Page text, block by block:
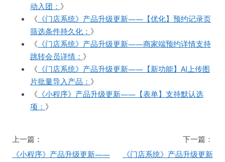
动入团： 》
《 《门店系统》产品升级更新——【优化】预约记录页
筛选条件持久化： 》
《 《门店系统》产品升级更新——商家端预约详情支持
跳转会员详情： 》
《 《门店系统》产品升级更新——【新功能】AI上传图
片批量导入产品： 》
《 《小程序》产品升级更新——【表单】支持默认选
项： 》
文
章
上一篇：
《小程序》产品升级更新——
下一篇：
《门店系统》产品升级更新